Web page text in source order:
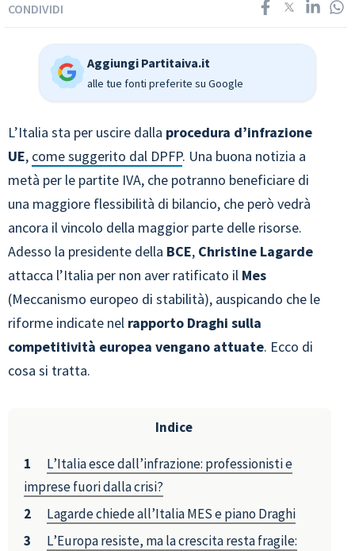
CONDIVIDI
Aggiungi Partitaiva.it
alle tue fonti preferite su Google
L’Italia sta per uscire dalla procedura d’infrazione
UE, come suggerito dal DPFP. Una buona notizia a
metà per le partite IVA, che potranno beneficiare di
una maggiore flessibilità di bilancio, che però vedrà
ancora il vincolo della maggior parte delle risorse.
Adesso la presidente della BCE, Christine Lagarde
attacca l’Italia per non aver ratificato il Mes
(Meccanismo europeo di stabilità), auspicando che le
riforme indicate nel rapporto Draghi sulla
competitività europea vengano attuate. Ecco di
cosa si tratta.
Indice
L’Italia esce dall’infrazione: professionisti e
imprese fuori dalla crisi?
Lagarde chiede all’Italia MES e piano Draghi
L’Europa resiste, ma la crescita resta fragile: